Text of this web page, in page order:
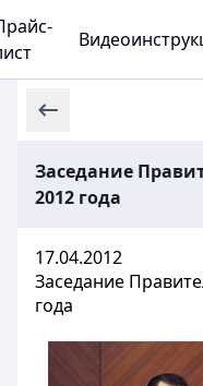
Заседание
2012 года
17.04.2012
Заседание
года